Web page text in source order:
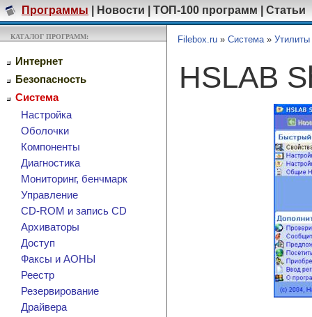
Программы Новости ТОП-100 программ Статьи
КАТАЛОГ ПРОГРАММ:
Интернет
Безопасность
Система
Настройка
Оболочки
Компоненты
Диагностика
Мониторинг, бенчмарк
Управление
CD-ROM и запись CD
Архиваторы
Доступ
Факсы и АОНЫ
Реестр
Резервирование
Драйвера
Filebox.ru » Система» Утилиты
HSLAB